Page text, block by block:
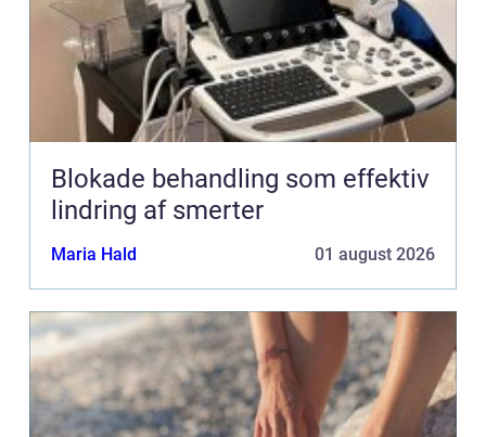
Blokade behandling som effektiv
lindring af smerter
Maria Hald 01 august 2026